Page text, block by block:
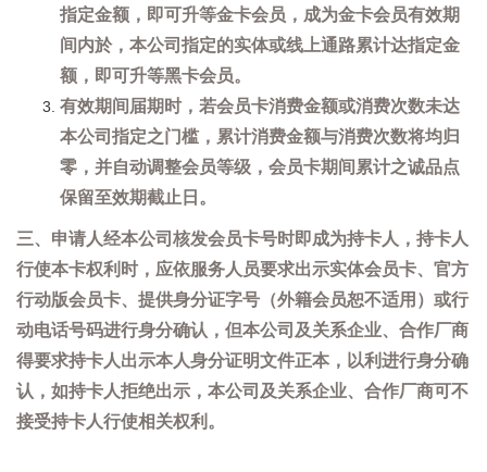
指定金额，即可升等金卡会员，成为金卡会员有效期
间内於，本公司指定的实体或线上通路累计达指定金
额，即可升等黑卡会员。
有效期间届期时，若会员卡消费金额或消费次数未达
本公司指定之门槛，累计消费金额与消费次数将均归
零，并自动调整会员等级，会员卡期间累计之诚品点
保留至效期截止日。
三、申请人经本公司核发会员卡号时即成为持卡人，持卡人
行使本卡权利时，应依服务人员要求出示实体会员卡、官方
行动版会员卡、提供身分证字号（外籍会员恕不适用）或行
动电话号码进行身分确认，但本公司及关系企业、合作厂商
得要求持卡人出示本人身分证明文件正本，以利进行身分确
认，如持卡人拒绝出示，本公司及关系企业、合作厂商可不
接受持卡人行使相关权利。